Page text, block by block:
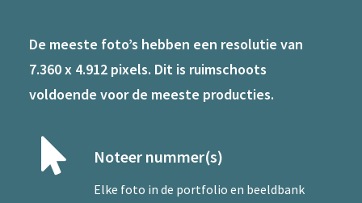
De meeste foto’s hebben een resolutie van
7.360 x 4.912 pixels. Dit is ruimschoots
voldoende voor de meeste producties.
Noteer nummer(s)
Elke foto in de portfolio en beeldbank